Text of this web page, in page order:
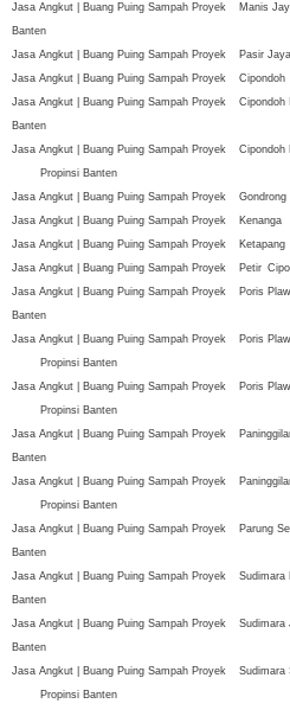
Jasa Angkut | Buang Puing Sampah Proyek
Manis
Banten
Jasa Angkut | Buang Puing Sampah Proyek
Pasir Jaya
Jasa Angkut | Buang Puing Sampah Proyek
Cipondoh
Jasa Angkut | Buang Puing Sampah Proyek
Cipondoh
Banten
Jasa Angkut | Buang Puing Sampah Proyek
Cipondoh
Propinsi Banten
Jasa Angkut | Buang Puing Sampah Proyek
Gondrong
Jasa Angkut | Buang Puing Sampah Proyek
Kenanga
Jasa Angkut | Buang Puing Sampah Proyek
Ketapang
Jasa Angkut | Buang Puing Sampah Proyek
Petir
Jasa Angkut | Buang Puing Sampah Proyek
Poris
Banten
Jasa Angkut | Buang Puing Sampah Proyek
Poris
Propinsi Banten
Jasa Angkut | Buang Puing Sampah Proyek
Poris
Propinsi Banten
Jasa Angkut | Buang Puing Sampah Proyek
Banten
Jasa Angkut | Buang Puing Sampah Proyek
Propinsi Banten
Jasa Angkut | Buang Puing Sampah Proyek
Parung
Banten
Jasa Angkut | Buang Puing Sampah Proyek
Sudimara
Banten
Jasa Angkut | Buang Puing Sampah Proyek
Sudimara
Banten
Jasa Angkut | Buang Puing Sampah Proyek
Sudimara
Propinsi Banten